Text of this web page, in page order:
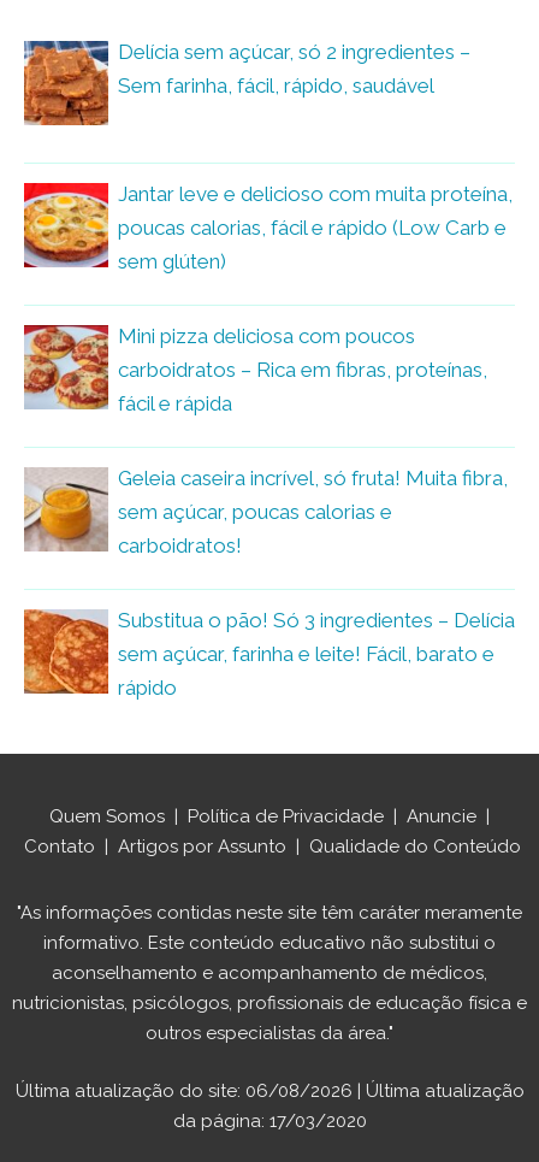
Delícia sem açúcar, só 2 ingredientes –
Sem farinha, fácil, rápido, saudável
Jantar leve e delicioso com muita proteína,
poucas calorias, fácil e rápido (Low Carb e
sem glúten)
Mini pizza deliciosa com poucos
carboidratos – Rica em fibras, proteínas,
fácil e rápida
Geleia caseira incrível, só fruta! Muita fibra,
sem açúcar, poucas calorias e
carboidratos!
Substitua o pão! Só 3 ingredientes – Delícia
sem açúcar, farinha e leite! Fácil, barato e
rápido
Quem Somos | Política de Privacidade | Anuncie |
Contato | Artigos por Assunto | Qualidade do Conteúdo
"As informações contidas neste site têm caráter meramente
informativo. Este conteúdo educativo não substitui o
aconselhamento e acompanhamento de médicos,
nutricionistas, psicólogos, profissionais de educação física e
outros especialistas da área."
Última atualização do site: 06/08/2026 | Última atualização
da página: 17/03/2020